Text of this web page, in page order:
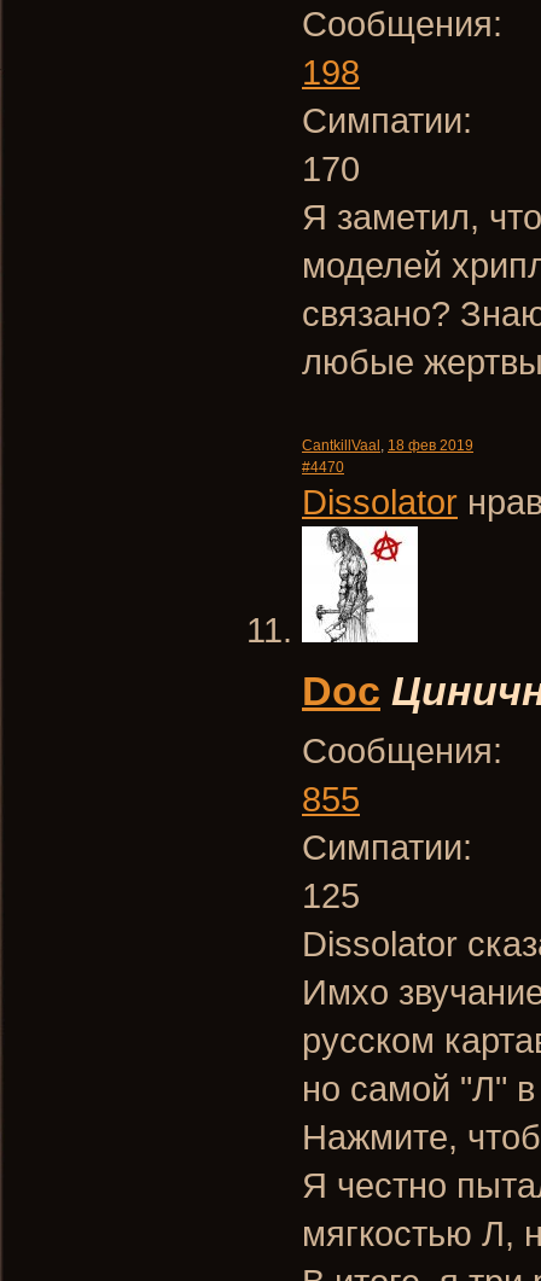
Сообщения:
198
Симпатии:
170
Я заметил,
моделей
связано?
любые жертвы
CantkillVaal , 18 фев 2019
#4470
Dissolator
Doc
Сообщения:
855
Симпатии:
125
Dissolator
Имхо
русском
но самой "Л" в
Нажмите,
Я честно
мягкостью Л,